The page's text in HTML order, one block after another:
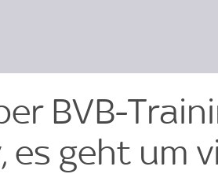
BVB-
es geht um